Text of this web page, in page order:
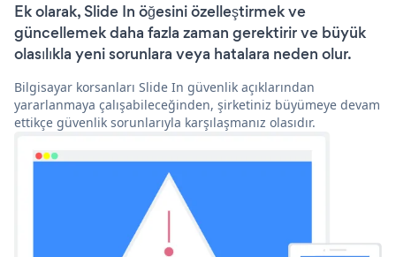
Ek olarak, Slide In öğesini özelleştirmek ve
güncellemek daha fazla zaman gerektirir ve büyük
olasılıkla yeni sorunlara veya hatalara neden olur.
Bilgisayar korsanları Slide In güvenlik açıklarından
yararlanmaya çalışabileceğinden, şirketiniz büyümeye devam
ettikçe güvenlik sorunlarıyla karşılaşmanız olasıdır.